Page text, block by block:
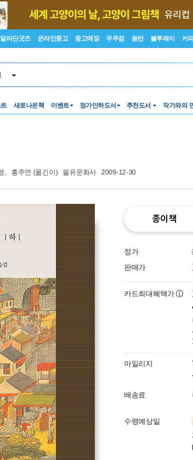
알라딘굿즈 온라인중고 중고매장 우주점 음반 블루레이 커피
새로나온책 이벤트 정가인하도서 추천도서 작가와의
홍주연 (옮긴이) 을유문화사 2009-12-30
종이책
정가
판매가
카드최대혜택가
마일리지
배송료
수령예상일